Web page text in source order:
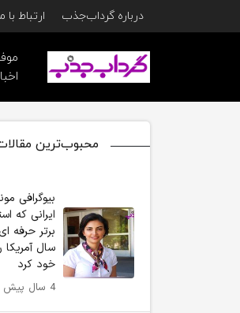
درباره گرداب‌جذب ارتباط
محبوب‌ترین
بیوگرافی
ایرانی که
برتر حرفه
سال آمریکا
خود کرد
4 سال پیش